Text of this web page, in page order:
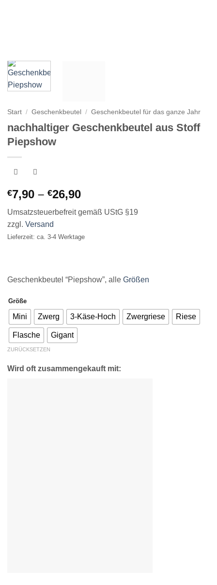
Start / Geschenkbeutel / Geschenkbeutel für das ganze Jahr
nachhaltiger Geschenkbeutel aus Stoff
Piepshow
€7,90 – €26,90Preisspanne:
bis
Umsatzsteuerbefreit gemäß UStG §19
zzgl. Versand
Lieferzeit: ca. 3-4 Werktage
Geschenkbeutel “Piepshow”, alle Größen
Größe
Mini Zwerg 3-Käse-Hoch Zwergriese Riese
Flasche Gigant
ZURÜCKSETZEN
Wird oft zusammengekauft mit: